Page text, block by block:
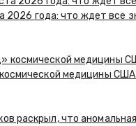
2026 года: что ждет все
медицины